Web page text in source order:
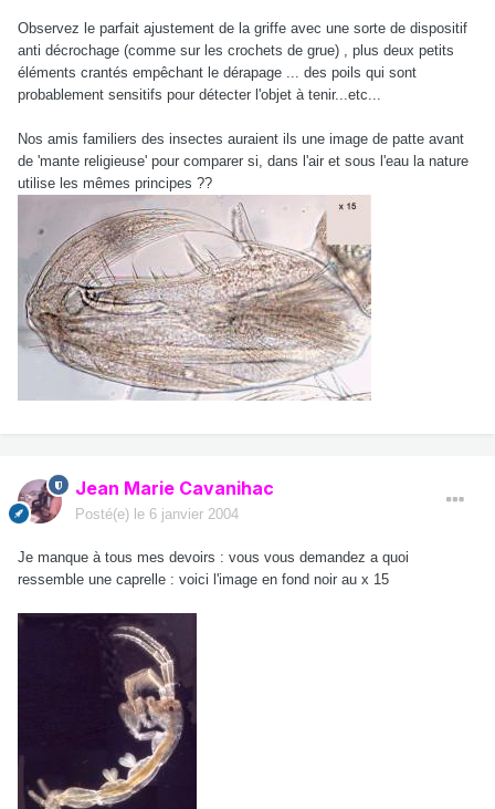
Observez le parfait ajustement de la griffe avec une sorte de dispositif
anti décrochage (comme sur les crochets de grue) , plus deux petits
éléments crantés empêchant le dérapage ... des poils qui sont
probablement sensitifs pour détecter l'objet à tenir...etc...
Nos amis familiers des insectes auraient ils une image de patte avant
de 'mante religieuse' pour comparer si, dans l'air et sous l'eau la nature
utilise les mêmes principes ??
Jean Marie Cavanihac
Posté(e) le 6 janvier 2004
Je manque à tous mes devoirs : vous vous demandez a quoi
ressemble une caprelle : voici l'image en fond noir au x 15